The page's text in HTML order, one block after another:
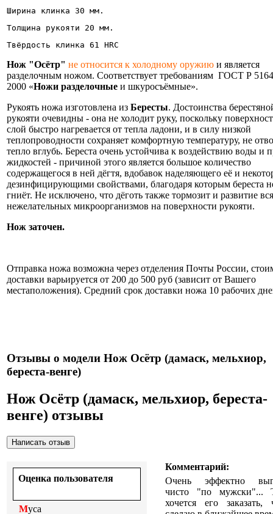
Ширина клинка 30 мм.
Толщина рукояти 20 мм.
Твёрдость клинка 61 HRC
Нож "Осётр" не относится к холодному оружию и является
разделочным ножом. Соответствует требованиям ГОСТ Р
2000 «Ножи разделочные и шкуросъёмные».
Рукоять ножа изготовлена из Бересты. Достоинства
рукояти очевидны - она не холодит руку, поскольку
слой быстро нагревается от тепла ладони, и в силу низкой
теплопроводности сохраняет комфортную температуру, не
тепло вглубь. Береста очень устойчива к воздействию воды и
жидкостей - причиной этого является большое количество
содержащегося в ней дёгтя, вдобавок наделяющего её и
дезинфицирующими свойствами, благодаря которым береста
гниёт. Не исключено, что дёготь также тормозит и развитие
нежелательных микроорганизмов на поверхности рукояти.
Нож заточен.
Отправка ножа возможна через отделения Почты России,
доставки варьируется от 200 до 500 руб (зависит от Вашего
местаположения). Средний срок доставки ножа 10 рабочих
Отзывы о модели Нож Осётр (дамаск, мельхиор,
береста-венге)
Нож Осётр (дамаск, мельхиор, береста-
венге) отзывы
Оценка пользователя
Муса
Комментарий:
Очень эффектно
чисто "по мужски"...
хочется его